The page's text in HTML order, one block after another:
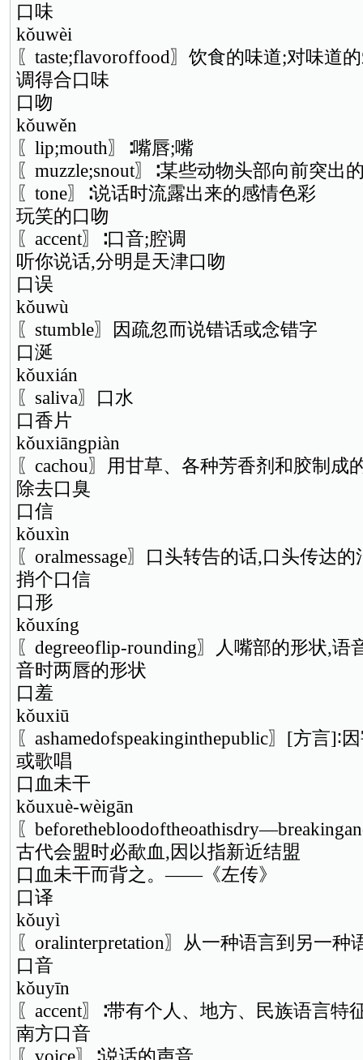
口味
kǒuwèi
〖taste;flavoroffood〗饮食的味道;对味道
调得合口味
口吻
kǒuwěn
〖lip;mouth〗∶嘴唇;嘴
〖muzzle;snout〗∶某些动物头部向前突出
〖tone〗∶说话时流露出来的感情色彩
玩笑的口吻
〖accent〗∶口音;腔调
听你说话,分明是天津口吻
口误
kǒuwù
〖stumble〗因疏忽而说错话或念错字
口涎
kǒuxián
〖saliva〗口水
口香片
kǒuxiāngpiàn
〖cachou〗用甘草、各种芳香剂和胶制成
除去口臭
口信
kǒuxìn
〖oralmessage〗口头转告的话,口头传达的
捎个口信
口形
kǒuxíng
〖degreeoflip-rounding〗人嘴部的形状,
音时两唇的形状
口羞
kǒuxiū
〖ashamedofspeakinginthepublic〗[方言]∶
或歌唱
口血未干
kǒuxuè-wèigān
〖
古代会盟时必歃血,因以指新近结盟
口血未干而背之。——《左传》
口译
kǒuyì
〖oralinterpretation〗从一种语言到另一种
口音
kǒuyīn
〖accent〗∶带有个人、地方、民族语言特
南方口音